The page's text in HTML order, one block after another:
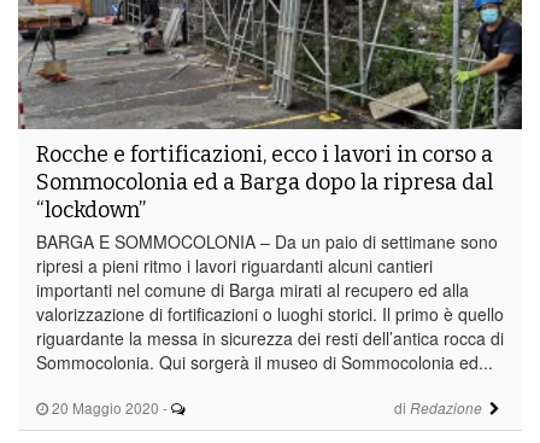
20 Maggio 2020 - di Redazione
Rocche e fortificazioni, ecco i lavori in corso a
Sommocolonia ed a Barga dopo la ripresa dal
“lockdown”
BARGA E SOMMOCOLONIA – Da un paio di settimane sono
ripresi a pieni ritmo i lavori riguardanti alcuni cantieri
importanti nel comune di Barga mirati al recupero ed alla
valorizzazione di fortificazioni o luoghi storici. Il primo è quello
riguardante la messa in sicurezza dei resti dell’antica rocca di
Sommocolonia. Qui sorgerà il museo di Sommocolonia ed...